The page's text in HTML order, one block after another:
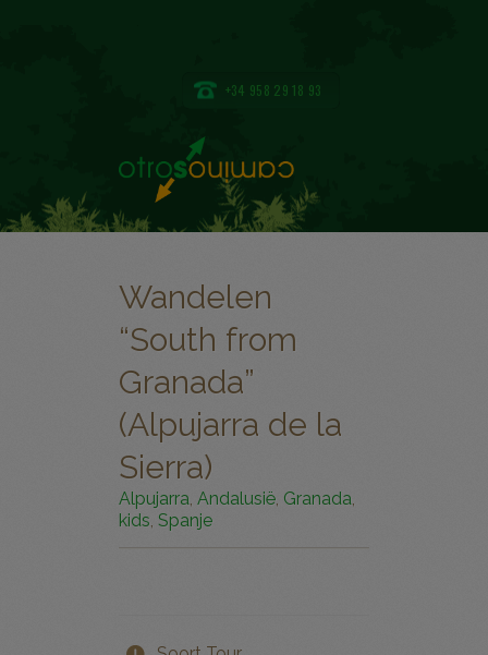
+34 958 29 18 93
Wandelen
“South from
Granada”
(Alpujarra de la
Sierra)
Alpujarra Andalusië Granada
kids Spanje